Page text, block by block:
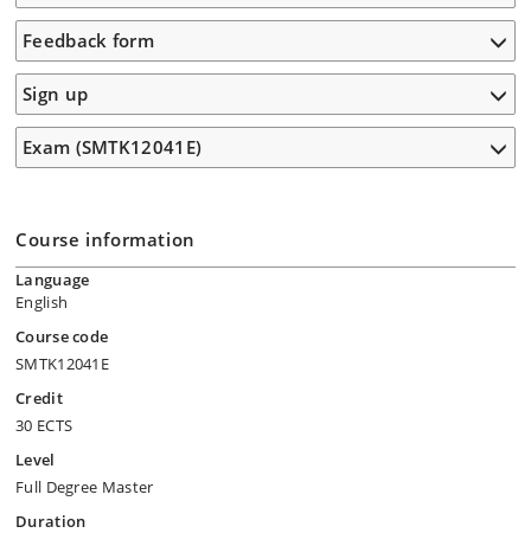
Feedback form
Sign up
Exam (SMTK12041E)
Course information
Language
English
Course code
SMTK12041E
Credit
30 ECTS
Level
Full Degree Master
Duration